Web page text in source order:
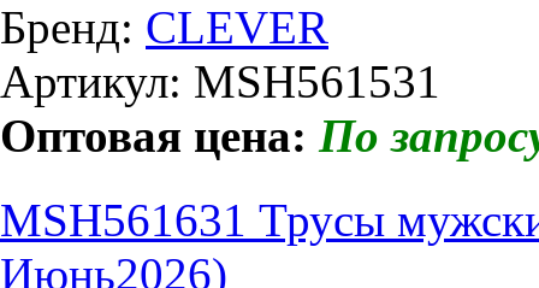
Бренд: CLEVER
Артикул: MSH561531
Оптовая цена: По
MSH561631 Трусы
Июнь2026)